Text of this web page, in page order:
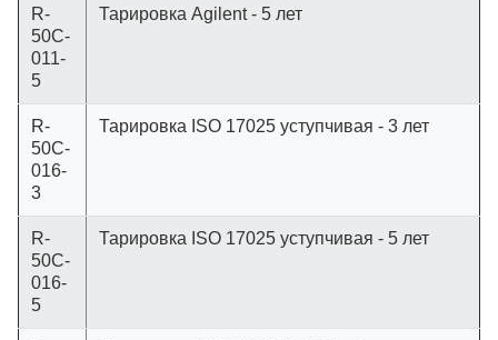
R-
50C-
011-
5
Тарировка Agilent - 5 лет
R-
50C-
016-
3
Тарировка ISO 17025 уступчивая - 3 лет
R-
50C-
016-
5
Тарировка ISO 17025 уступчивая - 5 лет